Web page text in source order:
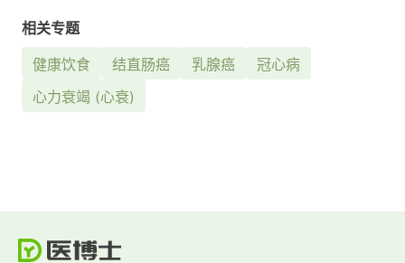
相关专题
健康饮食
结直肠癌 乳腺癌
冠心病
心力衰竭 (心衰)